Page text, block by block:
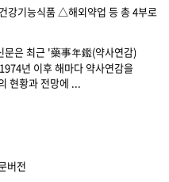
기능식품 △해외약업 등 총 4부로
은 최근 '藥事年鑑(약사연감)
년 이후 해마다 약사연감을
현황과 전망에 ...
버전